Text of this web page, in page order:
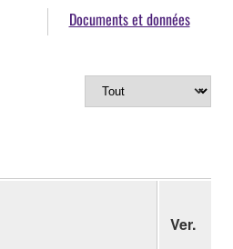
Documents et données
Ver.